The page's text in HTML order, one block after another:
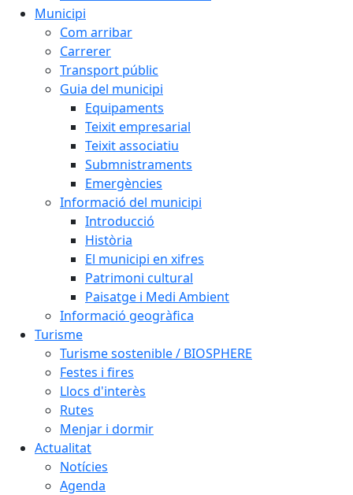
Municipi
Com arribar
Carrerer
Transport públic
Guia del municipi
Equipaments
Teixit empresarial
Teixit associatiu
Submnistraments
Emergències
Informació del municipi
Introducció
Història
El municipi en xifres
Patrimoni cultural
Paisatge i Medi Ambient
Informació geogràfica
Turisme
Turisme sostenible / BIOSPHERE
Festes i fires
Llocs d'interès
Rutes
Menjar i dormir
Actualitat
Notícies
Agenda